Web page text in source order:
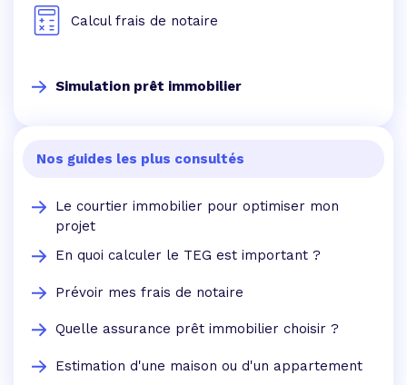
Calcul frais de notaire
Simulation prêt immobilier
Nos guides les plus consultés
Le courtier immobilier pour optimiser mon
projet
En quoi calculer le TEG est important ?
Prévoir mes frais de notaire
Quelle assurance prêt immobilier choisir ?
Estimation d'une maison ou d'un appartement